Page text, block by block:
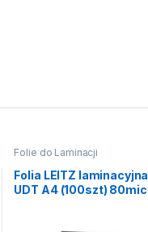
Folie do Laminacji
Folia LEITZ laminacyjna
UDT A4 (100szt) 80mic